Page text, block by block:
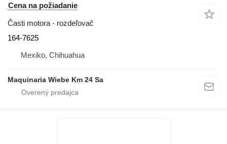
Cena na požiadanie
Časti motora - rozdeľovač
164-7625
Mexiko, Chihuahua
Maquinaria Wiebe Km 24 Sa